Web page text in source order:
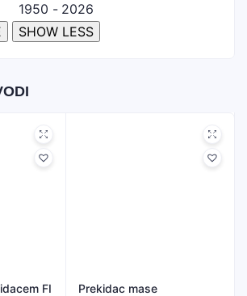
1950 - 2026
FI
Prekidac mase